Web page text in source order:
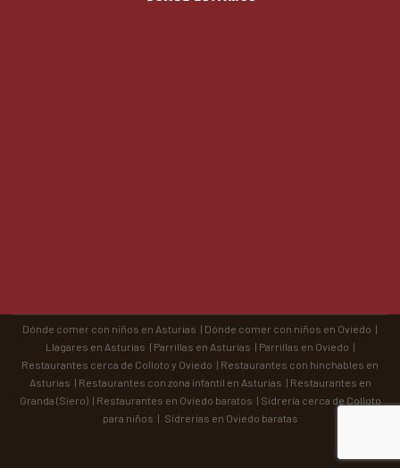
Dónde comer con niños en Asturias | Dónde comer con niños en Oviedo |
Llagares en Asturias | Parrillas en Asturias | Parrillas en Oviedo |
Restaurantes cerca de Colloto y Oviedo | Restaurantes con hinchables en
Asturias | Restaurantes con zona infantil en Asturias | Restaurantes en
Granda (Siero) | Restaurantes en Oviedo baratos | Sidrería cerca de Colloto
para niños | Sidrerías en Oviedo baratas